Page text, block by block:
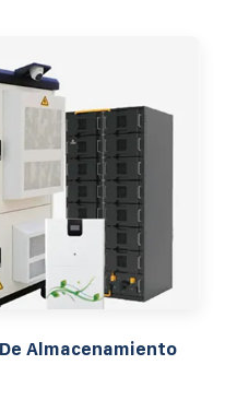
Almacenamiento